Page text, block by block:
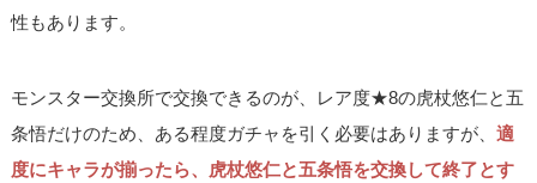
性もあります。
モンスター交換所で交換できるのが、レア度★8の虎杖悠仁と五
条悟だけのため、ある程度ガチャを引く必要はありますが、適
度にキャラが揃ったら、虎杖悠仁と五条悟を交換して終了とす